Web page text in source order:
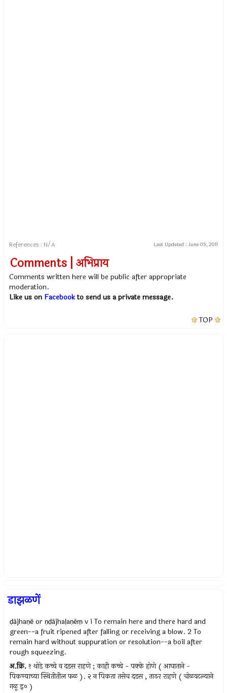
References : N/A Last Updated : June 05, 2011
Comments | अभिप्राय
Comments written here will be public after appropriate
moderation.
Like us on Facebookto send us a private message.
TOP
डाझळणें
ḍājhaṇē or ṇḍājhaḷaṇēṃ v i To remain here and there hard and
green--a fruit ripened after falling or receiving a blow. 2 To
remain hard without suppuration or resolution--a boil after
rough squeezing.
अ.क्रि. १ थोडे कच्चे व दडस राहणे ; काही कच्चे - पक्के होणे ( आघाताने -
पिकण्याच्या स्थितीतील फळ ). २ न पिकता तसेच दडस , ताठर राहणे ( चोळवटल्याने
गळू इ० )